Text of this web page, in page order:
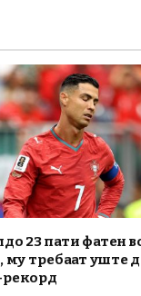
23 пати фатен
му требаат уште